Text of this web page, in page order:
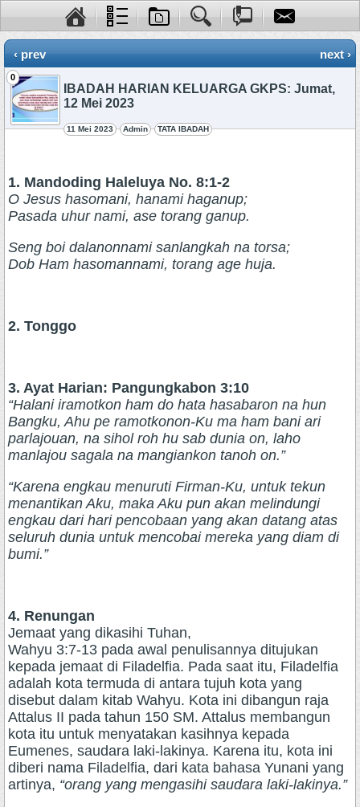
‹ prev next ›
0
IBADAH HARIAN KELUARGA GKPS: Jumat,
12 Mei 2023
11 Mei 2023 Admin TATA IBADAH
1. Mandoding Haleluya No. 8:1-2
O Jesus hasomani, hanami haganup;
Pasada uhur nami, ase torang ganup.
Seng boi dalanonnami sanlangkah na torsa;
Dob Ham hasomannami, torang age huja.
2. Tonggo
3. Ayat Harian: Pangungkabon 3:10
“Halani iramotkon ham do hata hasabaron na hun
Bangku, Ahu pe ramotkonon-Ku ma ham bani ari
parlajouan, na sihol roh hu sab dunia on, laho
manlajou sagala na mangiankon tanoh on.”
“Karena engkau menuruti Firman-Ku, untuk tekun
menantikan Aku, maka Aku pun akan melindungi
engkau dari hari pencobaan yang akan datang atas
seluruh dunia untuk mencobai mereka yang diam di
bumi.”
4. Renungan
Jemaat yang dikasihi Tuhan,
Wahyu 3:7-13 pada awal penulisannya ditujukan
kepada jemaat di Filadelfia. Pada saat itu, Filadelfia
adalah kota termuda di antara tujuh kota yang
disebut dalam kitab Wahyu. Kota ini dibangun raja
Attalus II pada tahun 150 SM. Attalus membangun
kota itu untuk menyatakan kasihnya kepada
Eumenes, saudara laki-lakinya. Karena itu, kota ini
diberi nama Filadelfia, dari kata bahasa Yunani yang
artinya, “orang yang mengasihi saudara laki-lakinya.”